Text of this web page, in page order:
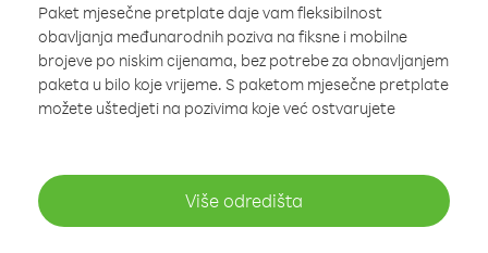
Paket mjesečne pretplate daje vam fleksibilnost
obavljanja međunarodnih poziva na fiksne i mobilne
brojeve po niskim cijenama, bez potrebe za obnavljanjem
paketa u bilo koje vrijeme. S paketom mjesečne pretplate
možete uštedjeti na pozivima koje već ostvarujete
Više odredišta